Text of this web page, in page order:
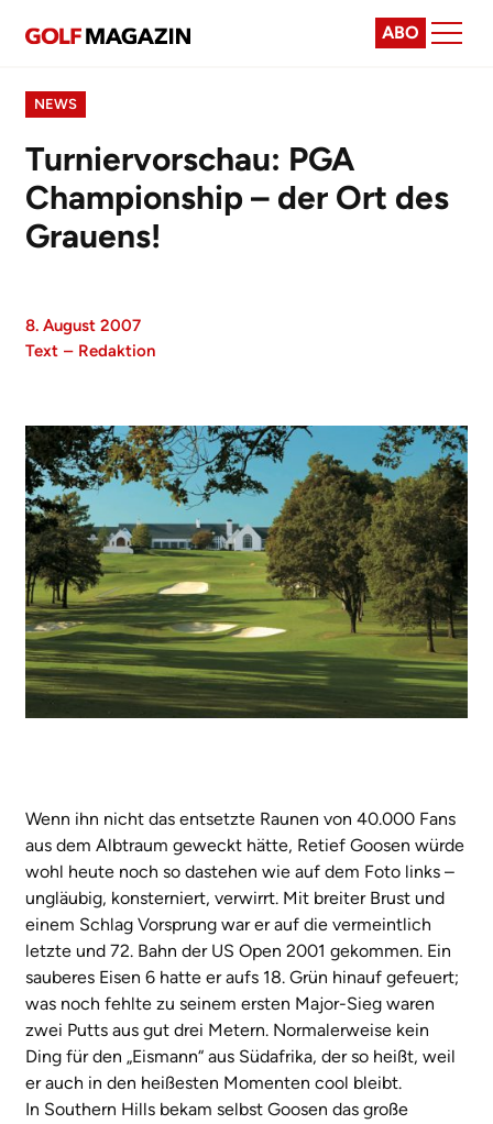
ABO
NEWS
Turniervorschau: PGA
Championship – der Ort des
Grauens!
8. August 2007
Text – Redaktion
Wenn ihn nicht das entsetzte Raunen von 40.000 Fans
aus dem Albtraum geweckt hätte, Retief Goosen würde
wohl heute noch so dastehen wie auf dem Foto links –
ungläubig, konsterniert, verwirrt. Mit breiter Brust und
einem Schlag Vorsprung war er auf die vermeintlich
letzte und 72. Bahn der US Open 2001 gekommen. Ein
sauberes Eisen 6 hatte er aufs 18. Grün hinauf gefeuert;
was noch fehlte zu seinem ersten Major-Sieg waren
zwei Putts aus gut drei Metern. Normalerweise kein
Ding für den „Eismann“ aus Südafrika, der so heißt, weil
er auch in den heißesten Momenten cool bleibt.
In Southern Hills bekam selbst Goosen das große